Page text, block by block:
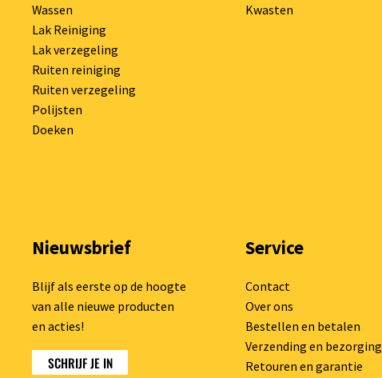
Wassen
Lak Reiniging
Lak verzegeling
Ruiten reiniging
Ruiten verzegeling
Polijsten
Doeken
Kwasten
Nieuwsbrief
Blijf als eerste op de hoogte
van alle nieuwe producten
en acties!
SCHRIJF JE IN
Service
Contact
Over ons
Bestellen en betalen
Verzending en bezorging
Retouren en garantie